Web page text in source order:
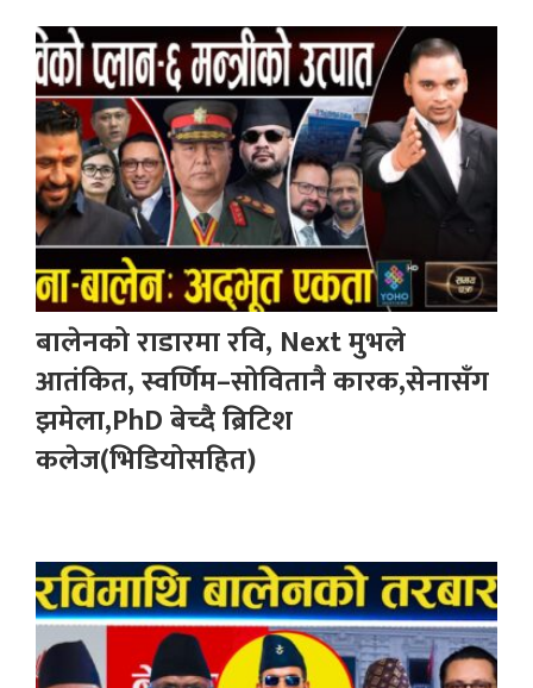
बालेनको राडारमा रवि, Next मुभले
आतंकित, स्वर्णिम–सोवितानै कारक,सेनासँग
झमेला,PhD बेच्दै ब्रिटिश
कलेज(भिडियोसहित)